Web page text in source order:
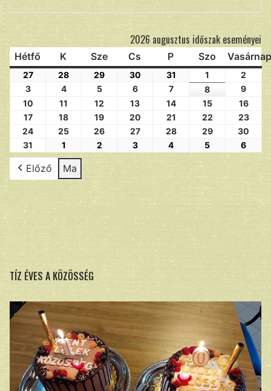
2026 augusztus időszak eseményei
Hétfő K Sze Cs P Szo Vasárnap
27 28 29 30 31 1
2
3
4 5 6 7 8
9
10
11 12 13 14 15
16
17
18 19 20 21 22
23
24
25 26 27 28 29
30
31
1 2 3 4 5 6
Előző Ma
TÍZ ÉVES A KÖZÖSSÉG